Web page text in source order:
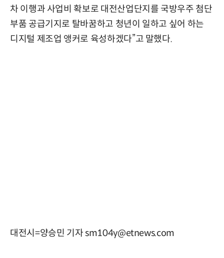
차 이행과 사업비 확보로 대전산업단지를 국방우주 첨단
부품 공급기지로 탈바꿈하고 청년이 일하고 싶어 하는
디지털 제조업 앵커로 육성하겠다”고 말했다.
대전시=양승민 기자 sm104y@etnews.com